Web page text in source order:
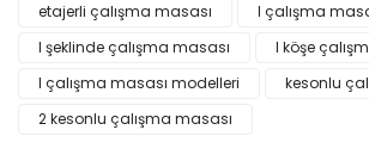
etajerli çalışma masası
l çalışma
l şeklinde çalışma masası
l köşe
l çalışma masası modelleri
kesonlu
2 kesonlu çalışma masası